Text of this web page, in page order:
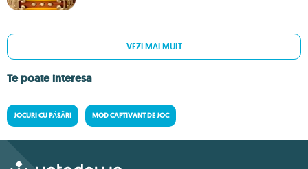
VEZI MAI MULT
Te poate interesa
JOCURI CU PĂSĂRI MOD CAPTIVANT DE JOC